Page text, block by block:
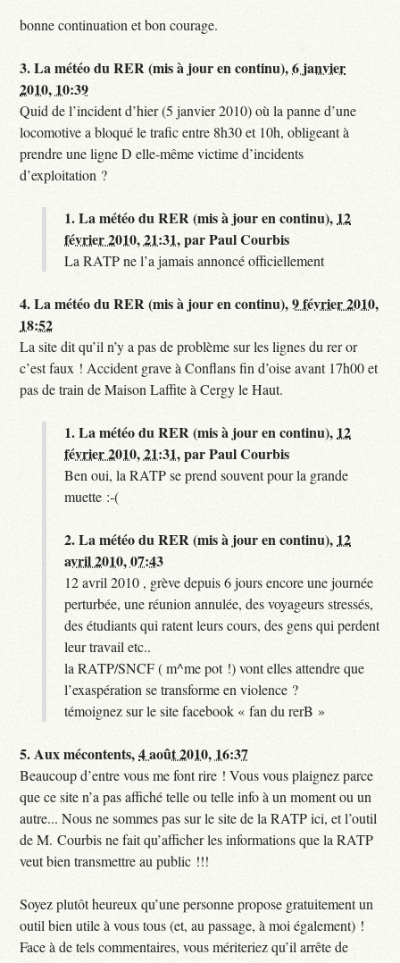
bonne continuation et bon courage.
3.La météo du RER (mis à jour en continu),6 janvier
2010, 10:39
Quid de l’incident d’hier (5 janvier 2010) où la panne d’une
locomotive a bloqué le trafic entre 8h30 et 10h, obligeant à
prendre une ligne D elle-même victime d’incidents
d’exploitation ?
1.La météo du RER (mis à jour en continu), 12
février 2010, 21:31,parPaul Courbis
La RATP ne l’a jamais annoncé officiellement
4.La météo du RER (mis à jour en continu),9 février 2010,
18:52
La site dit qu’il n’y a pas de problème sur les lignes du rer or
c’est faux ! Accident grave à Conflans fin d’oise avant 17h00 et
pas de train de Maison Laffite à Cergy le Haut.
1.La météo du RER (mis à jour en continu), 12
février 2010, 21:31,parPaul Courbis
Ben oui, la RATP se prend souvent pour la grande
muette :-(
2.La météo du RER (mis à jour en continu), 12
avril 2010, 07:43
12 avril 2010 , grève depuis 6 jours encore une journée
perturbée, une réunion annulée, des voyageurs stressés,
des étudiants qui ratent leurs cours, des gens qui perdent
leur travail etc..
la RATP/SNCF ( m^me pot !) vont elles attendre que
l’exaspération se transforme en violence ?
témoignez sur le site facebook « fan du rerB »
5.Aux mécontents,4 août 2010, 16:37
Beaucoup d’entre vous me font rire ! Vous vous plaignez parce
que ce site n’a pas affiché telle ou telle info à un moment ou un
autre... Nous ne sommes pas sur le site de la RATP ici, et l’outil
de M. Courbis ne fait qu’afficher les informations que la RATP
veut bien transmettre au public !!!
Soyez plutôt heureux qu’une personne propose gratuitement un
outil bien utile à vous tous (et, au passage, à moi également) !
Face à de tels commentaires, vous mériteriez qu’il arrête de